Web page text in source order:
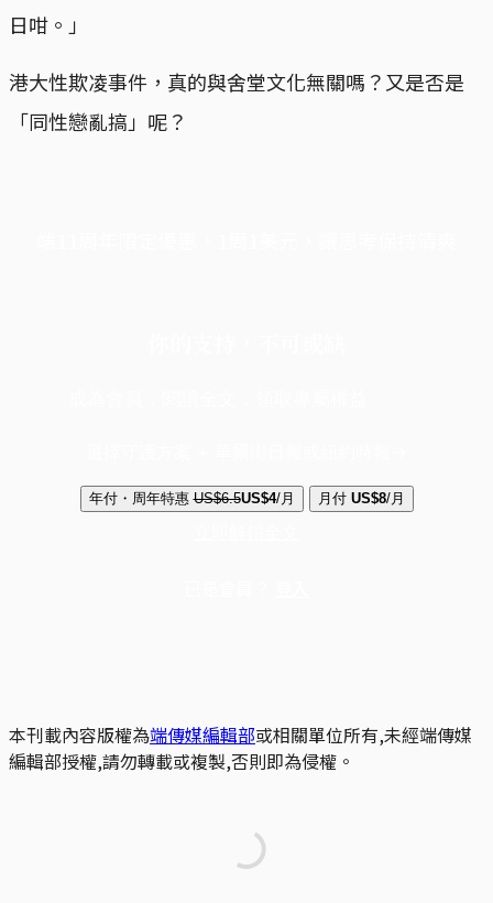
日咁。」
港大性欺凌事件，真的與舍堂文化無關嗎？又是否是
「同性戀亂搞」呢？
年付・周年特惠 US$6.5US$4/月 月付 US$8/月
本刊載內容版權為端傳媒編輯部或相關單位所有,未經端傳媒
編輯部授權,請勿轉載或複製,否則即為侵權。